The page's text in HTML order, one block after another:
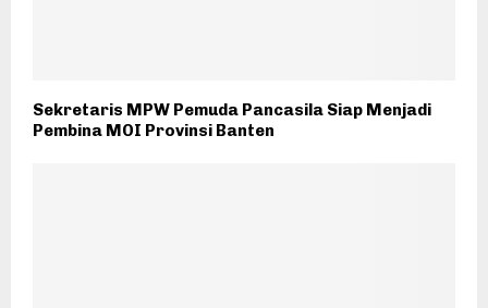
Sekretaris MPW Pemuda Pancasila Siap Menjadi
Pembina MOI Provinsi Banten